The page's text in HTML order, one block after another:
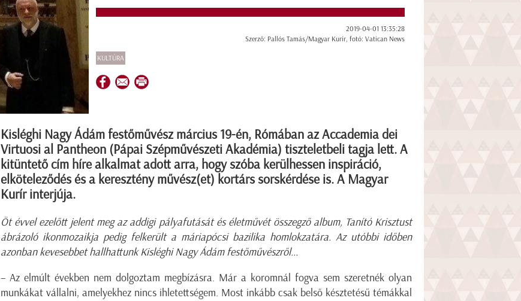
2019-04-01 13:35:28
Szerző: Pallós Tamás/Magyar Kurír, fotó: Vatican News
KULTÚRA
Kisléghi Nagy Ádám festőművész március 19-én, Rómában az Accademia dei
Virtuosi al Pantheon (Pápai Szépművészeti Akadémia) tiszteletbeli tagja lett. A
kitüntető cím híre alkalmat adott arra, hogy szóba kerülhessen inspiráció,
elköteleződés és a keresztény művész(et) kortárs sorskérdése is. A Magyar
Kurír interjúja.
Öt évvel ezelőtt jelent meg az addigi pályafutását és életművét összegző album, Tanító Krisztust
ábrázoló ikonmozaikja pedig felkerült a máriapócsi bazilika homlokzatára. Az utóbbi időben
azonban kevesebbet hallhattunk Kisléghi Nagy Ádám festőművészről...
– Az elmúlt években nem dolgoztam megbízásra. Már a koromnál fogva sem szeretnék olyan
munkákat vállalni, amelyekhez nincs ihletettségem. Most inkább csak belső késztetésű témákkal